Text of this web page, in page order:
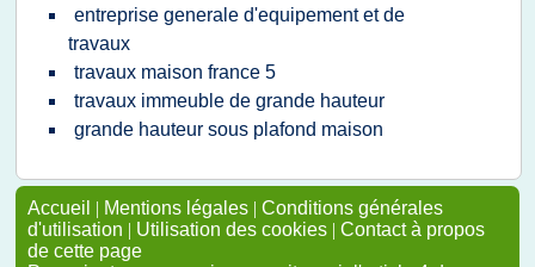
entreprise generale d'equipement et de
travaux
travaux maison france 5
travaux immeuble de grande hauteur
grande hauteur sous plafond maison
Accueil | Mentions légales | Conditions générales
d'utilisation | Utilisation des cookies | Contact à propos
de cette page